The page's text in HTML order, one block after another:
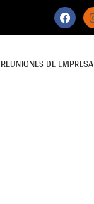
REUNIONES DE EMPRESA